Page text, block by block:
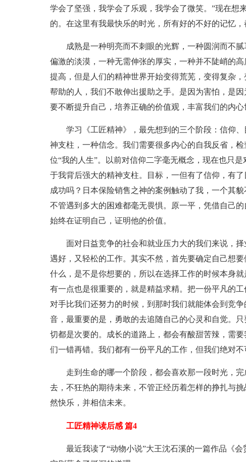
学会了坚强，我学会了乐观，我学会了微笑。”现在想
的。在这里有我最快乐的时光，所有好的不好的记忆，
成熟是一种明亮而不刺眼的光辉，一种圆润而不
偏激的淡漠，一种无需伸张的厚实，一种并不陡峭的
提高，但是人们的精神世界开始变得荒芜，变得复杂
帮助的人，我们不敢伸出援助之手。是因为害怕，是
要不断提升自己，培养正确的价值观，丰富我们的内心
学习《工匠精神》，最先想到的三个阶段：信仰
神支柱，一种信念。我们需要很多内心的自我反省，
位“我的人生”。以前对信仰二字毫无概念，现在也只
于我背后强大的精神支柱。目标，一但有了信仰，有
成功吗？日本保险销售之神的案例触动了我，一个其
不管遇到多大的困难都毫无畏惧。原一平，凭借自己
始终在证明自己，证明他的价值。
面对日益竞争的社会和就业压力大的我们来说，
遇好，又轻松的工作。其实不然，首先要确定自己想
什么，是不是你想要的，所以在选择工作的时候本身
有一点也是很重要的，就是精益求精。把一份平凡的
对手比我们还努力的时候，到那时我们就能体会到竞
音，最重要的是，勇敢的去追随自己的心灵和自觉。
切都是次要的。成长的道路上，都会有酸甜苦辣，需
们一错再错。我们都有一份平凡的工作，但我们绝对不
走到生命的哪一个阶段，都会喜欢那一段时光，
去，不狂热的期待未来，不管正经历着怎样的挣扎与
然快乐，并相信未来。
工匠精神读后感 篇4
最近我读了“动物小说”大王沈石溪的一篇作品《